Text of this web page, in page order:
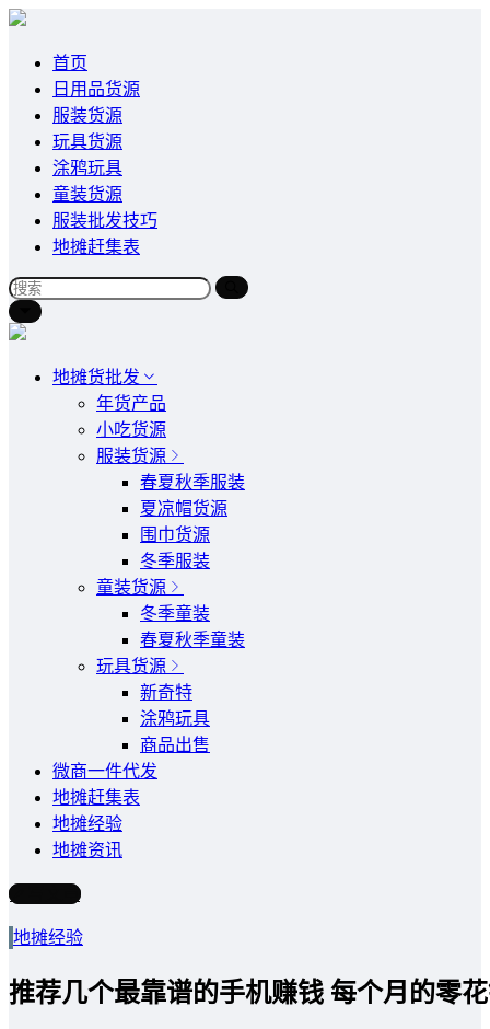
首页
日用品货源
服装货源
玩具货源
涂鸦玩具
童装货源
服装批发技巧
地摊赶集表
地摊货批发
年货产品
小吃货源
服装货源
春夏秋季服装
夏凉帽货源
围巾货源
冬季服装
童装货源
冬季童装
春夏秋季童装
玩具货源
新奇特
涂鸦玩具
商品出售
微商一件代发
地摊赶集表
地摊经验
地摊资讯
写文章
地摊经验
推荐几个最靠谱的手机赚钱 每个月的零